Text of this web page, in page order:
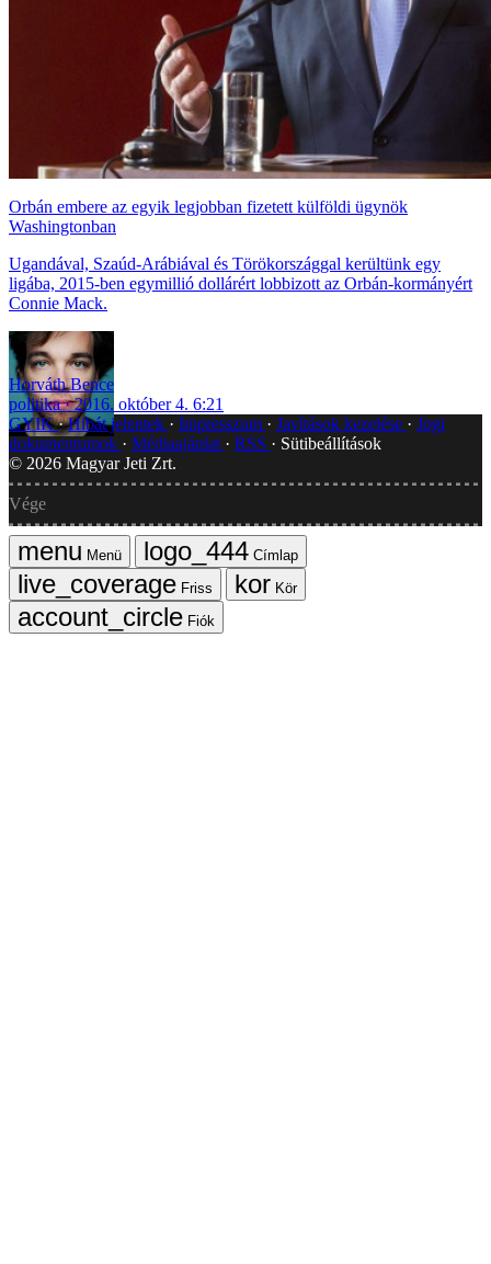
Orbán embere az egyik legjobban fizetett külföldi ügynök
Washingtonban
Ugandával, Szaúd-Arábiával és Törökországgal kerültünk egy
ligába, 2015-ben egymillió dollárért lobbizott az Orbán-kormányért
Connie Mack.
Horváth Bence
politika
2016. október 4. 6:21
GYIK Hibát jelentek Impresszum Javítások kezelése
Jogi
dokumentumok
Médiaajánlat RSS
Sütibeállítások
© 2026 Magyar Jeti Zrt.
Vége
Menü
Címlap
Friss
Kör
Fiók